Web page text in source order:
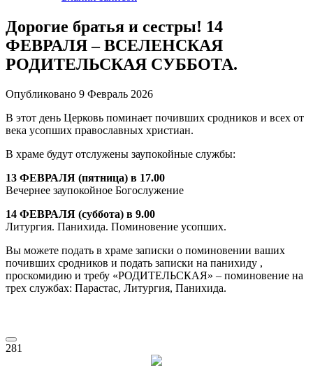
Дорогие братья и сестры! 14
ФЕВРАЛЯ – ВСЕЛЕНСКАЯ
РОДИТЕЛЬСКАЯ СУББОТА.
Опубликовано 9 Февраль 2026
В этот день Церковь поминает почивших сродников и всех от
века усопших православных христиан.
В храме будут отслужены заупокойные службы:
13 ФЕВРАЛЯ (пятница) в 17.00
Вечернее заупокойное Богослужение
14 ФЕВРАЛЯ (суббота) в 9.00
Литургия. Панихида. Поминовение усопших.
Вы можете подать в храме записки о поминовении ваших
почивших сродников и подать записки на панихиду ,
проскомидию и требу «РОДИТЕЛЬСКАЯ» – поминовение на
трех службах: Парастас, Литургия, Панихида.
281